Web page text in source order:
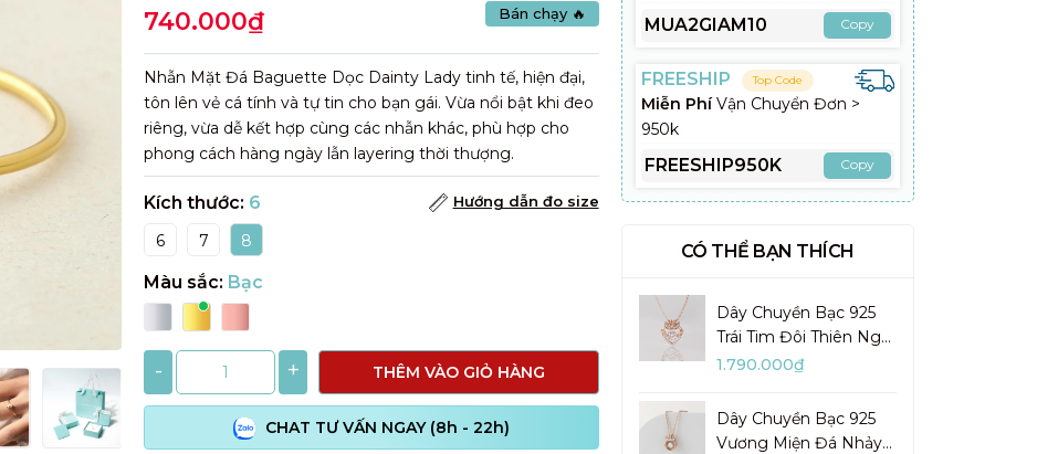
Bán chạy 🔥
740.000₫
Nhẫn Mặt Đá Baguette Dọc Dainty Lady tinh tế, hiện đại,
tôn lên vẻ cá tính và tự tin cho bạn gái. Vừa nổi bật khi đeo
riêng, vừa dễ kết hợp cùng các nhẫn khác, phù hợp cho
phong cách hàng ngày lẫn layering thời thượng.
Kích thước: 6 Hướng dẫn đo size
6 7 8
Màu sắc: Bạc
- + THÊM VÀO GIỎ HÀNG
CHAT TƯ VẤN NGAY (8h - 22h)
MUA2GIAM10 Copy
FREESHIP Top Code
Miễn PhíVận Chuyển Đơn >
950k
FREESHIP950K Copy
CÓ THỂ BẠN THÍCH
Dây Chuyền Bạc 925
Trái Tim Đôi Thiên Nga
Đá Nhảy Pretty Swan -
1.790.000₫
Dây Chuyền Bạc 925
Vương Miện Đá Nhảy